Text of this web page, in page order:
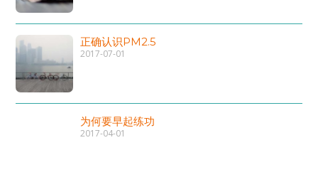
正确认识PM2.5
2017-07-01
为何要早起练功
2017-04-01